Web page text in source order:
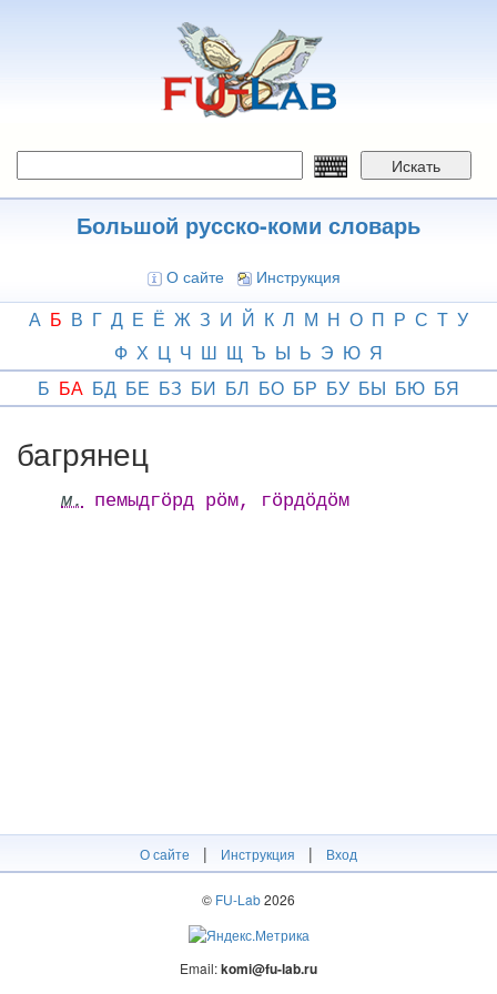
Искать
Большой русско-коми словарь
О сайте Инструкция
А Б В Г Д Е Ё Ж З И Й К Л М Н О П Р С Т У
Ф Х Ц Ч Ш Щ Ъ Ы Ь Э Ю Я
Б БА БД БЕ БЗ БИ БЛ БО БР БУ БЫ БЮ БЯ
багрянец
м. пемыдгӧрд рӧм, гӧрдӧдӧм
О сайте | Инструкция | Вход
© FU-Lab2026
Email:komi@fu-lab.ru